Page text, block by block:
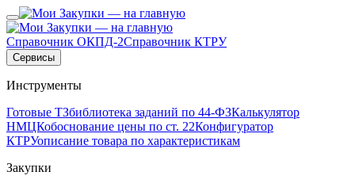
Справочник ОКПД-2Справочник КТРУ
Сервисы
Инструменты
Готовые ТЗбиблиотека заданий по 44-ФЗКалькулятор
НМЦКобоснование цены по ст. 22Конфигуратор
КТРУописание товара по характеристикам
Закупки